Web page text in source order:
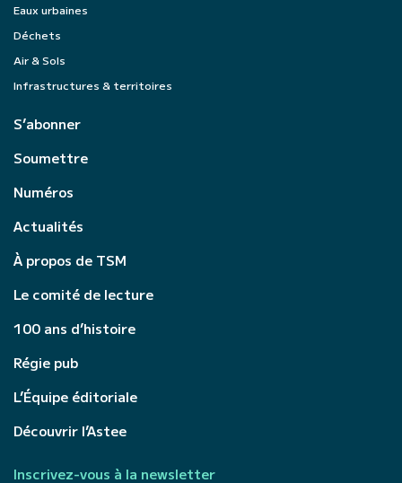
Eaux urbaines
Déchets
Air & Sols
Infrastructures & territoires
S’abonner
Soumettre
Numéros
Actualités
À propos de TSM
Le comité de lecture
100 ans d’histoire
Régie pub
L’Équipe éditoriale
Découvrir l’Astee
Inscrivez-vous à la newsletter